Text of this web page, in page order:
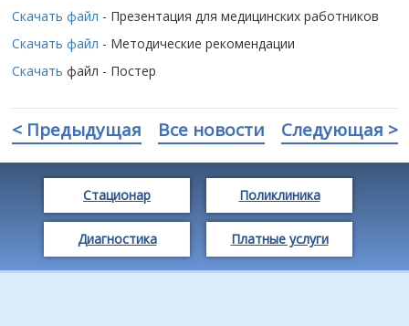
Скачать файл - Презентация для медицинских работников
Скачать файл - Методические рекомендации
Скачать файл - Постер
< Предыдущая Все новости Следующая >
Стационар Поликлиника
Диагностика Платные услуги